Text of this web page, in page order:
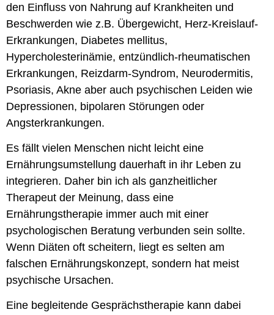
den Einfluss von Nahrung auf Krankheiten und
Beschwerden wie z.B. Übergewicht, Herz-Kreislauf-
Erkrankungen, Diabetes mellitus,
Hypercholesterinämie, entzündlich-rheumatischen
Erkrankungen, Reizdarm-Syndrom, Neurodermitis,
Psoriasis, Akne aber auch psychischen Leiden wie
Depressionen, bipolaren Störungen oder
Angsterkrankungen.
Es fällt vielen Menschen nicht leicht eine
Ernährungsumstellung dauerhaft in ihr Leben zu
integrieren. Daher bin ich als ganzheitlicher
Therapeut der Meinung, dass eine
Ernährungstherapie immer auch mit einer
psychologischen Beratung verbunden sein sollte.
Wenn Diäten oft scheitern, liegt es selten am
falschen Ernährungskonzept, sondern hat meist
psychische Ursachen.
Eine begleitende Gesprächstherapie kann dabei